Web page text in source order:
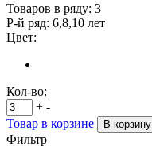
Товаров в ряду: 3
Р-й ряд: 6,8,10 лет
Цвет:
Кол-во:
+ -
Товар в корзине
В корзину
Фильтр